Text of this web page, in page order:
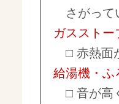
さがって
ガスストー
□ 赤熱
給湯機・ふ
□ 音が